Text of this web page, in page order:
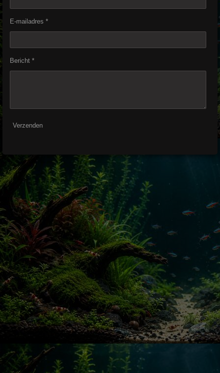
E-mailadres *
Bericht *
Verzenden